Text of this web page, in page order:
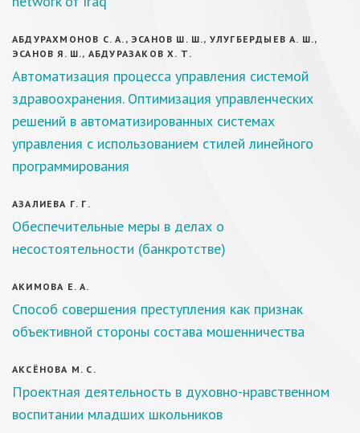
АБДУРАХМОНОВ С. А., ЭСАНОВ Ш. Ш., УЛУГБЕРДЫЕВ А. Ш.,
ЭСАНОВ Я. Ш., АБДУРАЗАКОВ Х. Т.
Автоматизация процесса управления системой
здравоохранения. Оптимизация управленческих
решений в автоматизированных системах
управления с использованием стилей линейного
программирования
АЗАЛИЕВА Г. Г.
Обеспечительные меры в делах о
несостоятельности (банкротстве)
АКИМОВА Е. А.
Способ совершения преступления как признак
объективной стороны состава мошенничества
АКСЁНОВА М. С.
Проектная деятельность в духовно-нравственном
воспитании младших школьников